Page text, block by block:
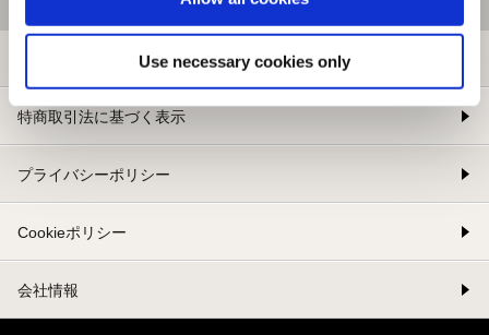
Use necessary cookies only
特商取引法に基づく表示
プライバシーポリシー
Cookieポリシー
会社情報